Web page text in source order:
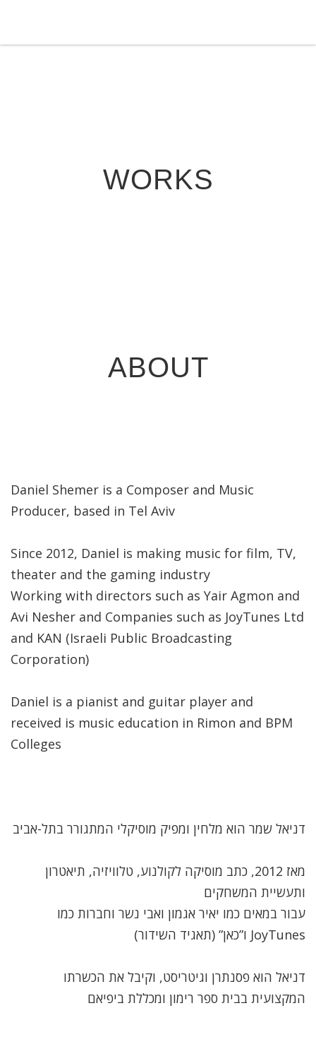
WORKS
ABOUT
Daniel Shemer is a Composer and Music
Producer, based in Tel Aviv
Since 2012, Daniel is making music for film, TV,
theater and the gaming industry
Working with directors such as Yair Agmon and
Avi Nesher and Companies such as JoyTunes Ltd
and KAN (Israeli Public Broadcasting
Corporation)
Daniel is a pianist and guitar player and
received is music education in Rimon and BPM
Colleges
דניאל שמר הוא מלחין ומפיק מוסיקלי המתגורר בתל-אביב
מאז 2012, כתב מוסיקה לקולנוע, טלוויזיה, תיאטרון
ותעשיית המשחקים
עבור במאים כמו יאיר אגמון ואבי נשר וחברות כמו
JoyTunes ו”כאן” (תאגיד השידור)
דניאל הוא פסנתרן וגיטריסט, וקיבל את הכשרתו
המקצועית בבית ספר רימון ומכללת ביפיאם